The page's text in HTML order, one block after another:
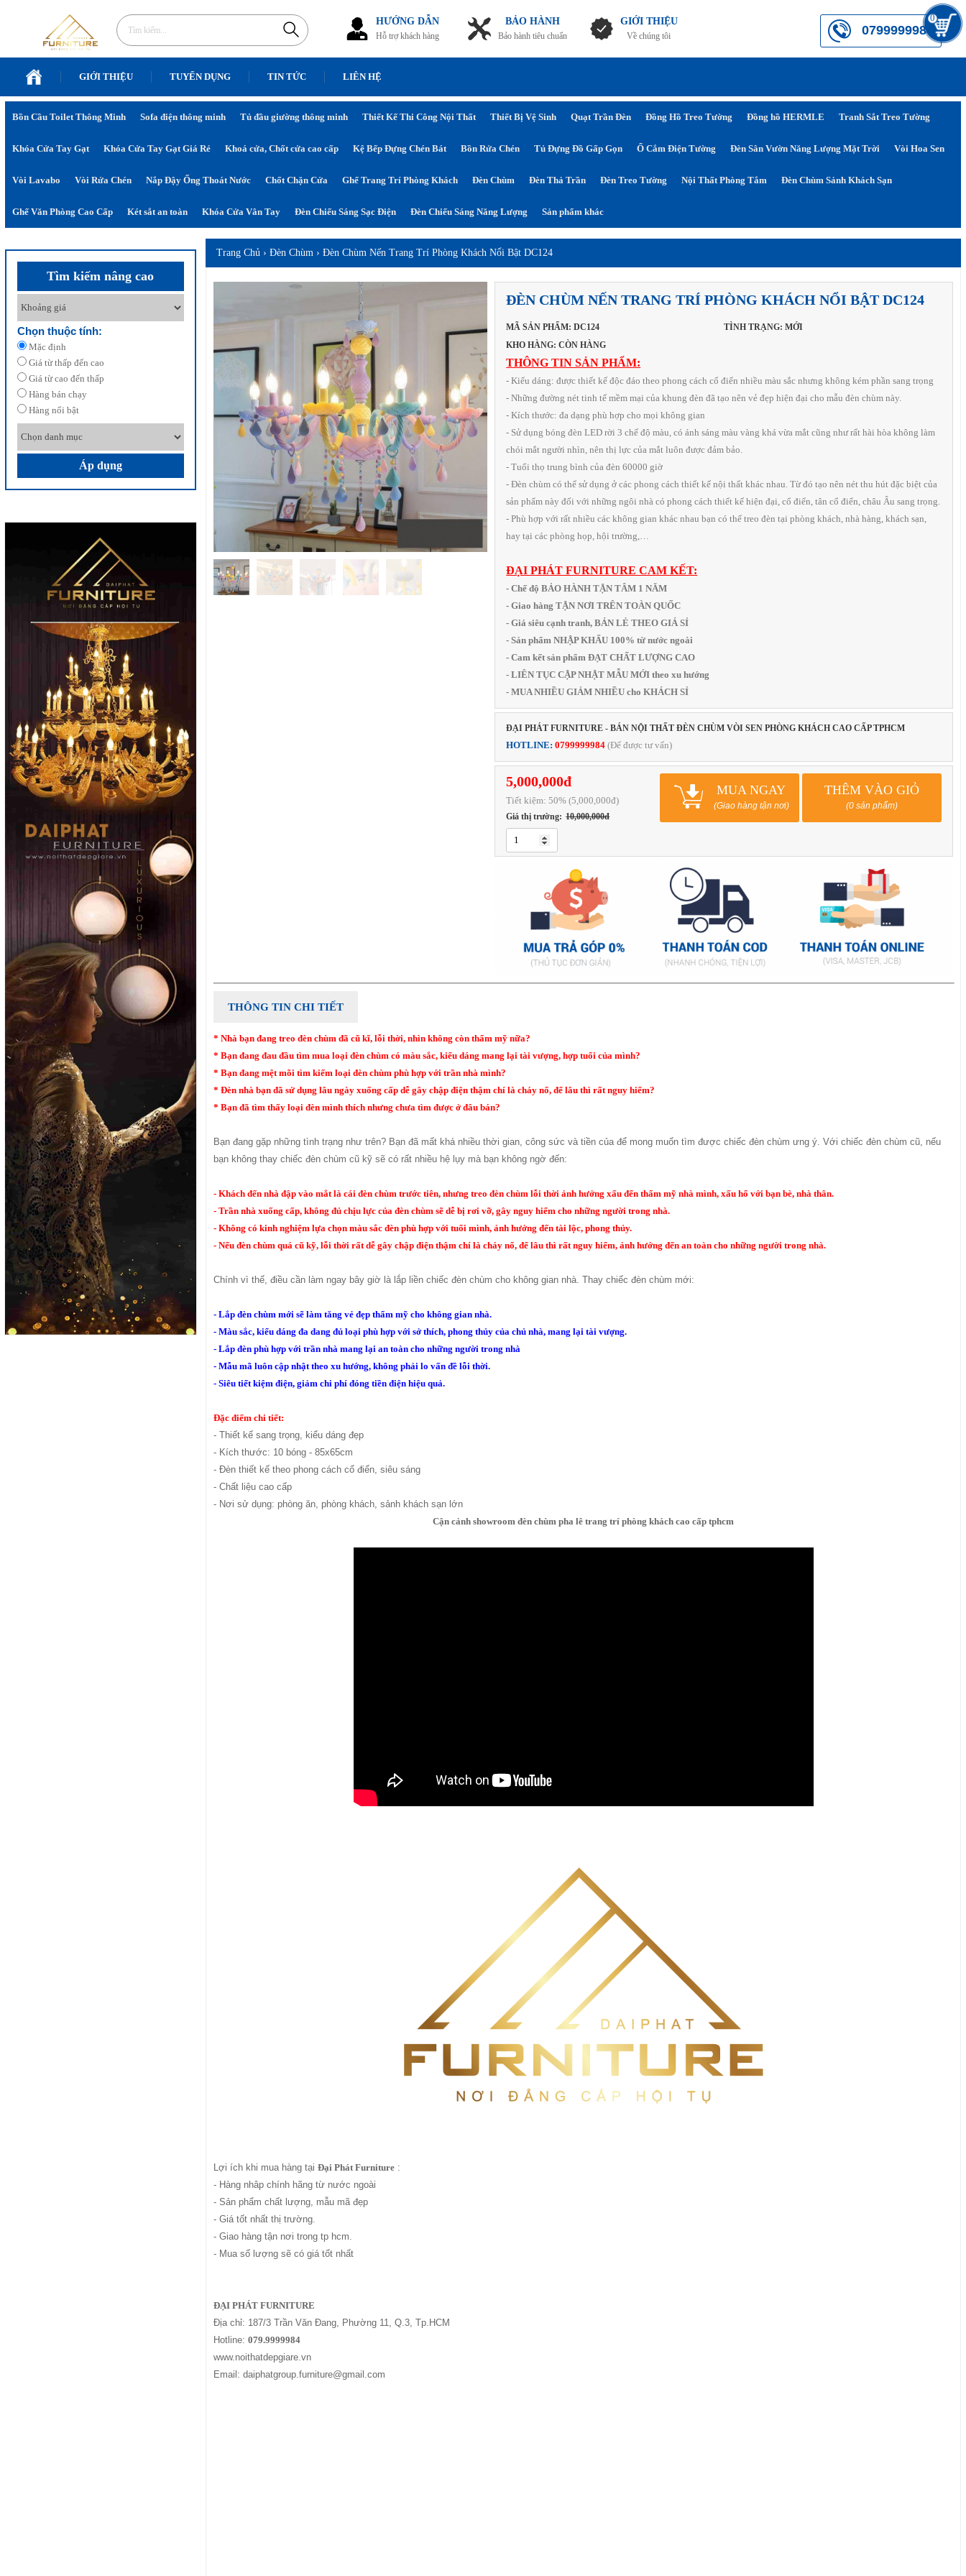
0
HƯỚNG DẪN
Hỗ trợ khách hàng
BẢO HÀNH
Bảo hành tiêu chuẩn
GIỚI THIỆU
Về chúng tôi 0799999984
GIỚI THIỆU TUYỂN DỤNG TIN TỨC LIÊN HỆ
Bồn Cầu Toilet Thông Minh Sofa điện thông minh Tủ đầu giường thông minh Thiết Kế Thi Công Nội Thất Thiết Bị Vệ Sinh Quạt Trần Đèn Đồng Hồ Treo Tường Đồng hồ HERMLE Tranh Sắt Treo Tường
Khóa Cửa Tay Gạt Khóa Cửa Tay Gạt Giá Rẻ Khoá cửa, Chốt cửa cao cấp Kệ Bếp Đựng Chén Bát Bồn Rửa Chén Tủ Đựng Đồ Gấp Gọn Ổ Cắm Điện Tường Đèn Sân Vườn Năng Lượng Mặt Trời Vòi Hoa Sen
Vòi Lavabo Vòi Rửa Chén Nắp Đậy Ống Thoát Nước Chốt Chặn Cửa Ghế Trang Trí Phòng Khách Đèn Chùm Đèn Thả Trần Đèn Treo Tường Nội Thất Phòng Tắm Đèn Chùm Sảnh Khách Sạn
Ghế Văn Phòng Cao Cấp Két sắt an toàn Khóa Cửa Vân Tay Đèn Chiếu Sáng Sạc Điện Đèn Chiếu Sáng Năng Lượng Sản phẩm khác
Tìm kiếm nâng cao
Chọn thuộc tính:
Mặc định
Giá từ thấp đến cao
Giá từ cao đến thấp
Hàng bán chạy
Hàng nổi bật
Áp dụng
Trang Chủ ›Đèn Chùm ›Đèn Chùm Nến Trang Trí Phòng Khách Nổi Bật DC124
ĐÈN CHÙM NẾN TRANG TRÍ PHÒNG KHÁCH NỔI BẬT DC124
MÃ SẢN PHẨM: DC124
TÌNH TRẠNG: MỚI
KHO HÀNG: CÒN HÀNG
THÔNG TIN SẢN PHẨM:
- Kiểu dáng: được thiết kế độc đáo theo phong cách cổ điển nhiều màu sắc nhưng không kém phần sang trọng
- Những đường nét tinh tế mềm mại của khung đèn đã tạo nên vẻ đẹp hiện đại cho mẫu đèn chùm này.
- Kích thước: đa dạng phù hợp cho mọi không gian
- Sử dụng bóng đèn LED rời 3 chế độ màu, có ánh sáng màu vàng khá vừa mắt cũng như rất hài hòa không làm
chói mắt người nhìn, nên thị lực của mắt luôn được đảm bảo.
- Tuổi thọ trung bình của đèn 60000 giờ
- Đèn chùm có thể sử dụng ở các phong cách thiết kế nội thất khác nhau. Từ đó tạo nên nét thu hút đặc biệt của
sản phẩm này đối với những ngôi nhà có phong cách thiết kế hiện đại, cổ điển, tân cổ điển, châu Âu sang trọng.
- Phù hợp với rất nhiều các không gian khác nhau bạn có thể treo đèn tại phòng khách, nhà hàng, khách sạn,
hay tại các phòng họp, hội trường,…
ĐẠI PHÁT FURNITURE CAM KẾT:
- Chế độ BẢO HÀNH TẬN TÂM 1 NĂM
- Giao hàng TẬN NƠI TRÊN TOÀN QUỐC
- Giá siêu cạnh tranh, BÁN LẺ THEO GIÁ SỈ
- Sản phẩm NHẬP KHẨU 100% từ nước ngoài
- Cam kết sản phẩm ĐẠT CHẤT LƯỢNG CAO
- LIÊN TỤC CẬP NHẬT MẪU MỚI theo xu hướng
- MUA NHIỀU GIẢM NHIỀU cho KHÁCH SỈ
ĐẠI PHÁT FURNITURE - BÁN NỘI THẤT ĐÈN CHÙM VÒI SEN PHÒNG KHÁCH CAO CẤP TPHCM
HOTLINE:0799999984 (Để được tư vấn)
5,000,000đ
Tiết kiệm:50% (5,000,000đ)
Giá thị trường: 10,000,000đ
MUA NGAY
(Giao hàng tận nơi)
THÊM VÀO GIỎ
(0 sản phẩm)
THÔNG TIN CHI TIẾT
* Nhà bạn đang treo đèn chùm đã cũ kĩ, lỗi thời, nhìn không còn thẩm mỹ nữa?
* Bạn đang đau đầu tìm mua loại đèn chùm có màu sắc, kiểu dáng mang lại tài vượng, hợp tuổi của mình?
* Bạn đang mệt mõi tìm kiếm loại đèn chùm phù hợp với trần nhà mình?
* Đèn nhà bạn đã sử dụng lâu ngày xuống cấp dễ gây chập điện thậm chí là cháy nổ, để lâu thì rất nguy hiểm?
* Bạn đã tìm thấy loại đèn mình thích nhưng chưa tìm được ở đâu bán?
Bạn đang gặp những tình trạng như trên? Bạn đã mất khá nhiều thời gian, công sức và tiền của để mong muốn tìm được chiếc đèn chùm ưng ý. Với chiếc đèn chùm cũ, nếu
bạn không thay chiếc đèn chùm cũ kỹ sẽ có rất nhiều hệ lụy mà bạn không ngờ đến:
- Khách đến nhà đập vào mắt là cái đèn chùm trước tiên, nhưng treo đèn chùm lỗi thời ảnh hưởng xấu đến thẩm mỹ nhà mình, xấu hổ với bạn bè, nhà thân.
- Trần nhà xuống cấp, không đủ chịu lực của đèn chùm sẽ dễ bị rơi vỡ, gây nguy hiểm cho những người trong nhà.
- Không có kinh nghiệm lựa chọn màu sắc đèn phù hợp với tuổi mình, ảnh hưởng đến tài lộc, phong thủy.
- Nếu đèn chùm quá cũ kỹ, lỗi thời rất dễ gây chập điện thậm chí là cháy nổ, để lâu thì rất nguy hiểm, ảnh hướng đến an toàn cho những người trong nhà.
Chính vì thế, điều cần làm ngay bây giờ là lắp liền chiếc đèn chùm cho không gian nhà. Thay chiếc đèn chùm mới:
- Lắp đèn chùm mới sẽ làm tăng vẻ đẹp thẩm mỹ cho không gian nhà.
- Màu sắc, kiểu dáng đa dang đủ loại phù hợp với sở thích, phong thủy của chủ nhà, mang lại tài vượng.
- Lắp đèn phù hợp với trần nhà mang lại an toàn cho những người trong nhà
- Mẫu mã luôn cập nhật theo xu hướng, không phải lo vấn đề lỗi thời.
- Siêu tiết kiệm điện, giảm chi phí đóng tiền điện hiệu quả.
Đặc điểm chi tiết:
- Thiết kế sang trọng, kiểu dáng đẹp
- Kích thước: 10 bóng - 85x65cm
- Đèn thiết kế theo phong cách cổ điển, siêu sáng
- Chất liệu cao cấp
- Nơi sử dụng: phòng ăn, phòng khách, sảnh khách sạn lớn
Cận cảnh showroom đèn chùm pha lê trang trí phòng khách cao cấp tphcm
Lợi ích khi mua hàng tạiĐại Phát Furniture :
- Hàng nhâp chính hãng từ nước ngoài
- Sản phẩm chất lượng, mẫu mã đẹp
- Giá tốt nhất thị trường.
- Giao hàng tận nơi trong tp hcm.
- Mua số lượng sẽ có giá tốt nhất
ĐẠI PHÁT FURNITURE
Địa chỉ: 187/3 Trần Văn Đang, Phường 11, Q.3, Tp.HCM
Hotline:079.9999984
www.noithatdepgiare.vn
Email: daiphatgroup.furniture@gmail.com